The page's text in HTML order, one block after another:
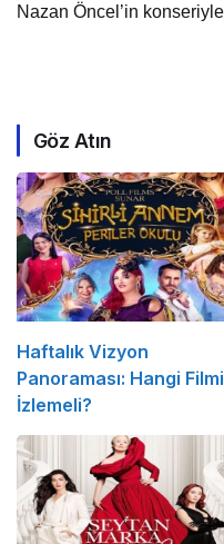
Nazan Öncel’in konseriyle
Göz Atın
Haftalık Vizyon
Panoraması: Hangi Filmi
İzlemeli?